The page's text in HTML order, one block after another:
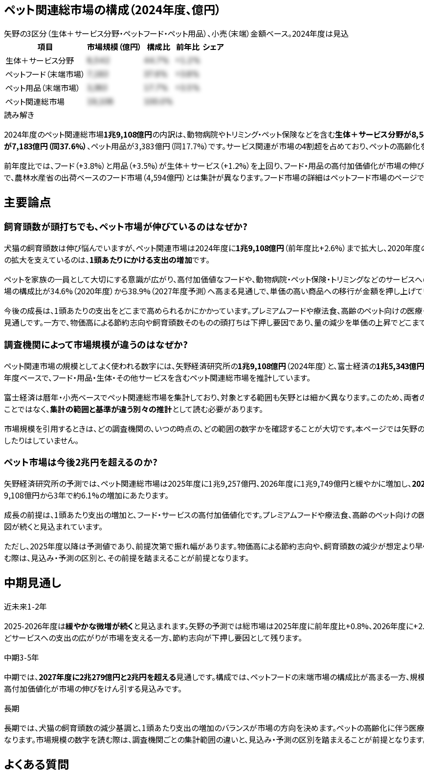
ペット関連総市場の構成（2024年度、億円）
矢野の3区分（生体＋サービス分野・ペットフード・ペット用品）、小売（末端）金額ベース。2024年度は見込
項目
市場規模（億円） 構成比 前年比 シェア
生体＋サービス分野
8,542 44.7% +1.2%
ペットフード（末端市場） 7,183 37.6% +3.8%
ペット用品（末端市場） 3,383 17.7% +3.5%
ペット関連総市場 19,108 100.0%
読み解き
2024年度のペット関連総市場1兆9,108億円の内訳は、動物病院やトリミング・ペット保険などを含む生体＋サービス分野が
が7,183億円（同37.6%） 、ペット用品が3,383億円（同17.7%）です。サービス関連が市場の4割超を占めており、ペットの高齢
前年度比では、フード（+3.8%）と用品（+3.5%）が生体＋サービス（+1.2%）を上回り、フード・用品の高付加価値化が市場の伸
で、農林水産省の出荷ベースのフード市場（4,594億円）とは集計が異なります。フード市場の詳細はペットフード市場のページで
主要論点
飼育頭数が頭打ちでも、ペット市場が伸びているのはなぜか?
犬猫の飼育頭数は伸び悩んでいますが、ペット関連市場は2024年度に1兆9,108億円 （前年度比+2.6%）まで拡大し、2020年
の拡大を支えているのは、1頭あたりにかける支出の増加です。
ペットを家族の一員として大切にする意識が広がり、高付加価値なフードや、動物病院・ペット保険・トリミングなどのサービス
場の構成比が34.6%（2020年度）から38.9%（2027年度予測）へ高まる見通しで、単価の高い商品への移行が金額を押し上げて
今後の成長は、1頭あたりの支出をどこまで高められるかにかかっています。プレミアムフードや療法食、高齢のペット向けの医
見通しです。一方で、物価高による節約志向や飼育頭数そのものの頭打ちは下押し要因であり、量の減少を単価の上昇でどこま
調査機関によって市場規模が違うのはなぜか?
ペット関連市場の規模としてよく使われる数字には、矢野経済研究所の1兆9,108億円 （2024年度）と、富士経済の1兆5,343億円
年度ベースで、フード・用品・生体・その他サービスを含むペット関連総市場を推計しています。
富士経済は暦年・小売ベースでペット関連総市場を集計しており、対象とする範囲も矢野とは細かく異なります。このため、両
ことではなく、集計の範囲と基準が違う別々の推計として読む必要があります。
市場規模を引用するときは、どの調査機関の、いつの時点の、どの範囲の数字かを確認することが大切です。本ページでは矢
したりはしていません。
ペット市場は今後2兆円を超えるのか?
矢野経済研究所の予測では、ペット関連総市場は2025年度に1兆9,257億円、2026年度に1兆9,749億円と緩やかに増加し、
9,108億円から3年で約6.1%の増加にあたります。
成長の前提は、1頭あたり支出の増加と、フード・サービスの高付加価値化です。プレミアムフードや療法食、高齢のペット向け
図が続くと見込まれています。
ただし、2025年度以降は予測値であり、前提次第で振れ幅があります。物価高による節約志向や、飼育頭数の減少が想定より
む際は、見込み・予測の区別と、その前提を踏まえることが前提となります。
中期見通し
近未来1-2年
2025-2026年度は緩やかな微増が続く と見込まれます。矢野の予測では総市場は2025年度に前年度比+0.8%、2026年度に
どサービスへの支出の広がりが市場を支える一方、節約志向が下押し要因として残ります。
中期3-5年
中期では、2027年度に2兆279億円と2兆円を超える見通しです。構成では、ペットフードの末端市場の構成比が高まる一方、
高付加価値化が市場の伸びをけん引する見込みです。
長期
長期では、犬猫の飼育頭数の減少基調と、1頭あたり支出の増加のバランスが市場の方向を決めます。ペットの高齢化に伴う医
なります。市場規模の数字を読む際は、調査機関ごとの集計範囲の違いと、見込み・予測の区別を踏まえることが前提となります
よくある質問